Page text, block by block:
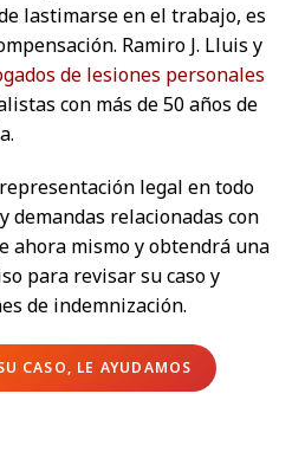
lastimarse en el trabajo, es
Ramiro J. Lluis y
de lesiones personales
con más de 50 años de
legal en todo
demandas relacionadas con
ahora mismo y obtendrá una
para revisar su caso y
de indemnización.
CASO, LE AYUDAMOS